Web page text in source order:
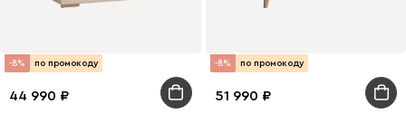
-8% по промокоду
44 990
-8% по промокоду
51 990